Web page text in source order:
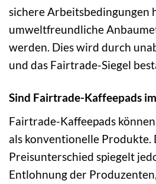
sichere Arbeitsbedingungen
umweltfreundliche
werden. Dies wird durch
und das Fairtrade-Siegel
Sind Fairtrade-Kaffeepads
Fairtrade-Kaffeepads
als konventionelle Produkte.
Preisunterschied spiegelt
Entlohnung der